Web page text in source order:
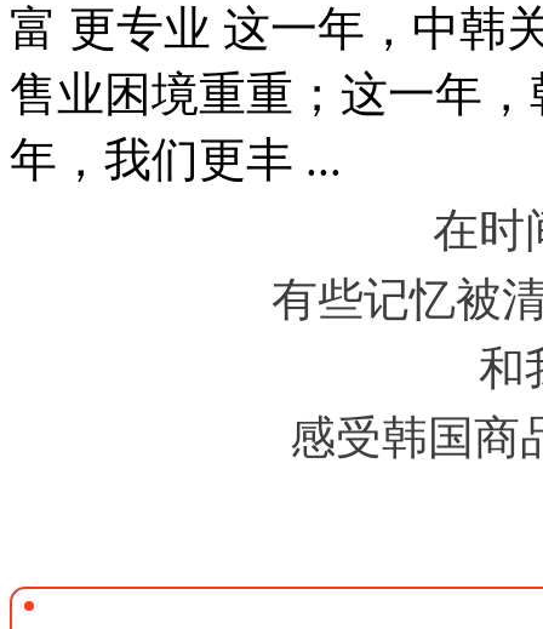
富 更专业 这一年，中韩
售业困境重重；这一年
年，我们更丰 ...
在时
有些记忆被
和
感受韩国商